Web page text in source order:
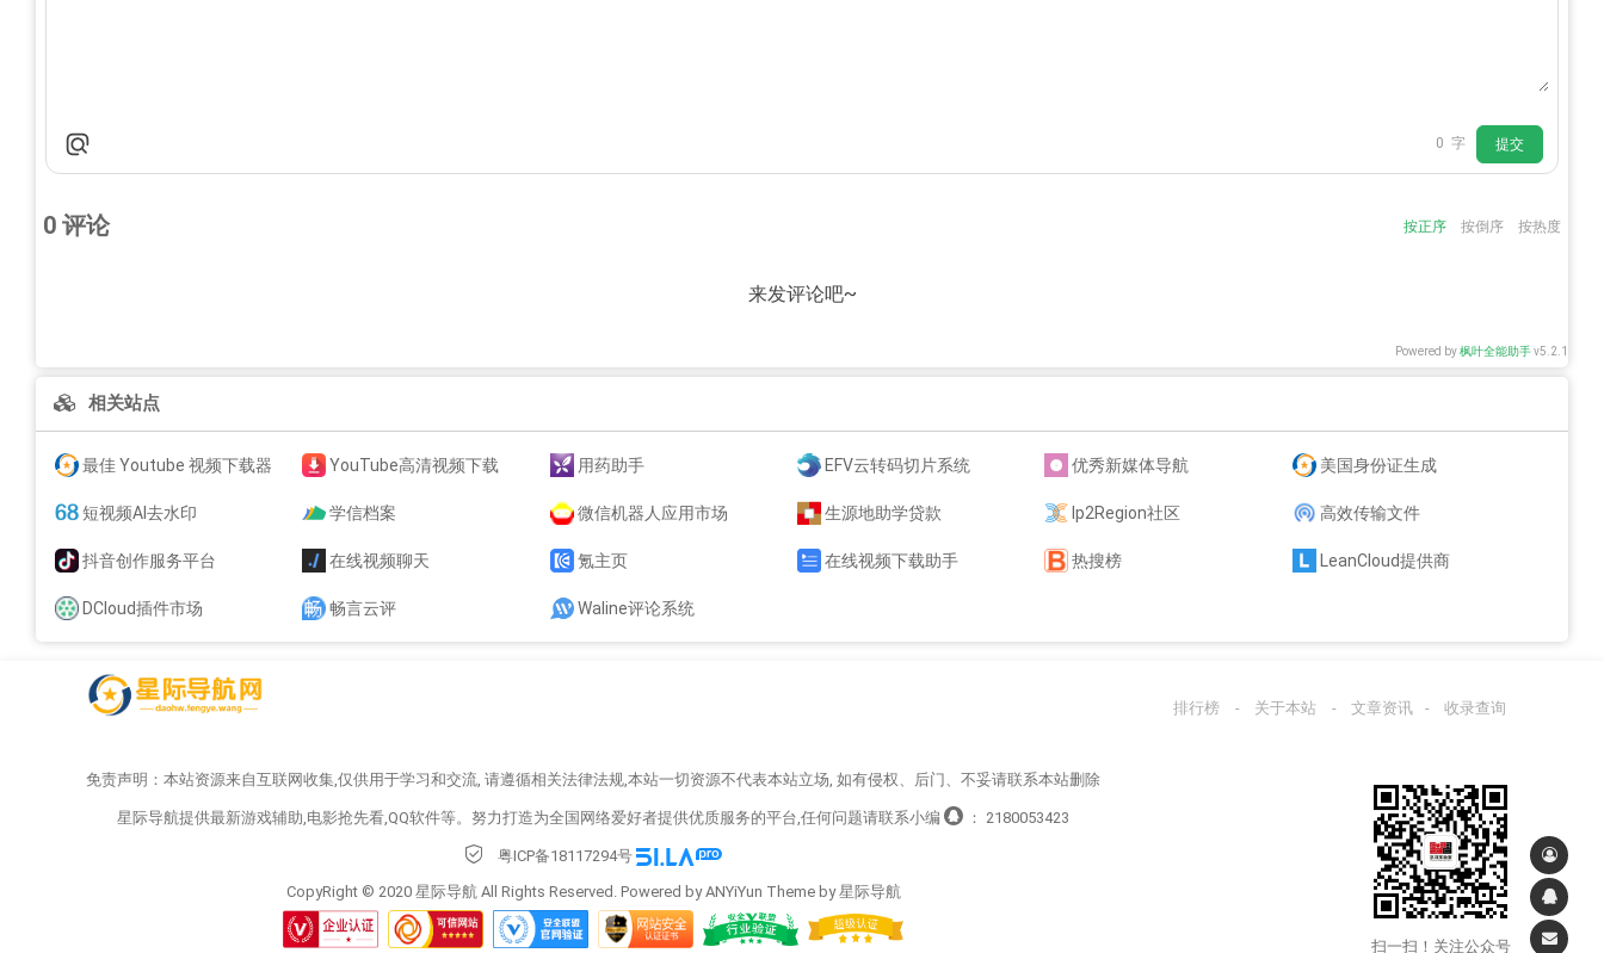
0 字 提交
0 评论 按正序 按倒序 按热度
来发评论吧~
Powered by枫叶全能助手v5.2.1
相关站点
最佳 Youtube 视频下载器 YouTube高清视频下载 用药助手 EFV云转码切片系统 优秀新媒体导航 美国身份证生成
短视频AI去水印 学信档案 微信机器人应用市场 生源地助学贷款 Ip2Region社区 高效传输文件
抖音创作服务平台 在线视频聊天 氪主页 在线视频下载助手 热搜榜 LeanCloud提供商
DCloud插件市场 畅言云评 Waline评论系统
排行榜 - 关于本站 - 文章资讯 - 收录查询
免责声明：本站资源来自互联网收集,仅供用于学习和交流, 请遵循相关法律法规,本站一切资源不代表本站立场, 如有侵权、后门、不妥请联系本站删除
星际导航提供最新游戏辅助,电影抢先看,QQ软件等。努力打造为全国网络爱好者提供优质服务的平台,任何问题请联系小编 ： 2180053423
粤ICP备18117294号
CopyRight © 2020 星际导航 All Rights Reserved. Powered by ANYiYun Theme by星际导航
扫一扫！关注公众号